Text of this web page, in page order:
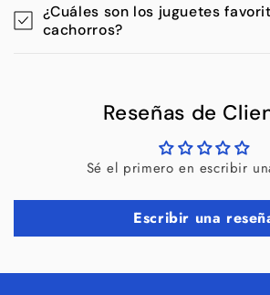
¿Cuáles son los juguetes
cachorros?
Reseñas de
Sé el primero en escribir
Escribir una